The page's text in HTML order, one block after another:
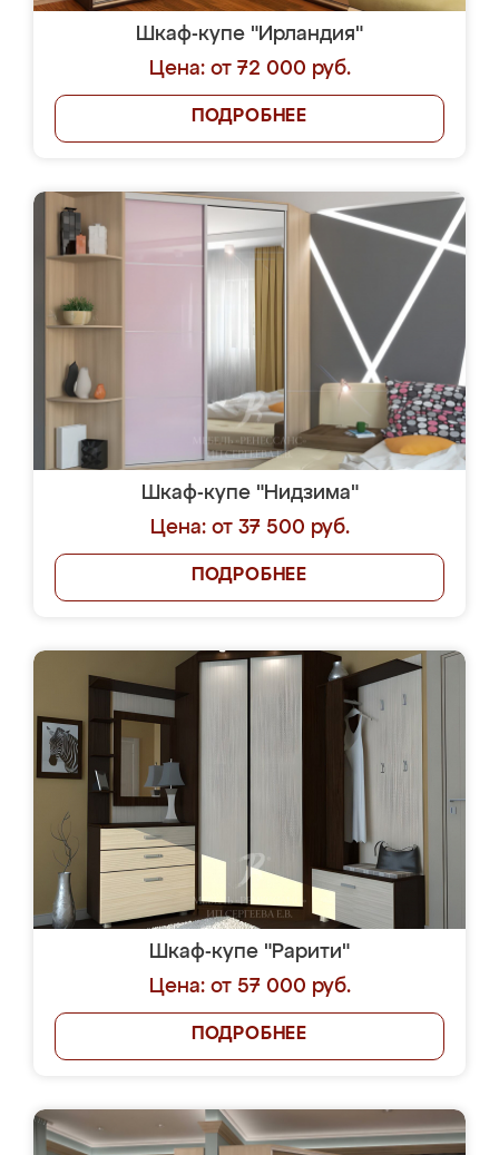
Шкаф-купе "Ирландия"
Цена: от 72 000 руб.
ПОДРОБНЕЕ
Шкаф-купе "Нидзима"
Цена: от 37 500 руб.
ПОДРОБНЕЕ
Шкаф-купе "Рарити"
Цена: от 57 000 руб.
ПОДРОБНЕЕ